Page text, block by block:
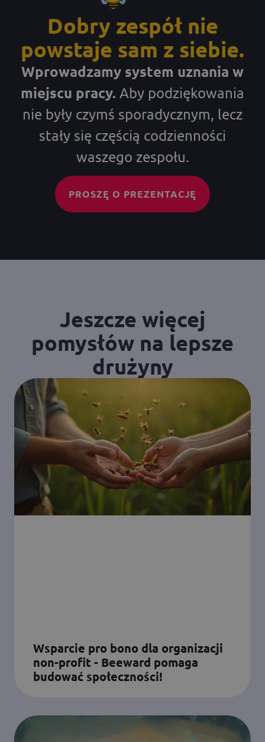
Dobry zespół nie
powstaje sam z siebie.
Wprowadzamy system uznania w
miejscu pracy. Aby podziękowania
nie były czymś sporadycznym, lecz
stały się częścią codzienności
waszego zespołu.
PROSZĘ O PREZENTACJĘ
Jeszcze więcej
pomysłów na lepsze
drużyny
Wsparcie pro bono dla organizacji
non-profit - Beeward pomaga
budować społeczności!